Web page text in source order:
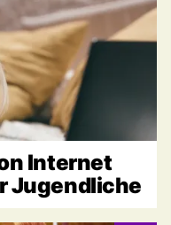
Internet
Jugendliche